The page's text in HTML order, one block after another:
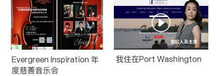
Evergreen Inspiration 年
度慈善音乐会
我住在Port Washington